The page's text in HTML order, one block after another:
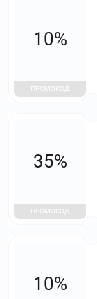
10%
ПРОМОКОД
35%
ПРОМОКОД
10%